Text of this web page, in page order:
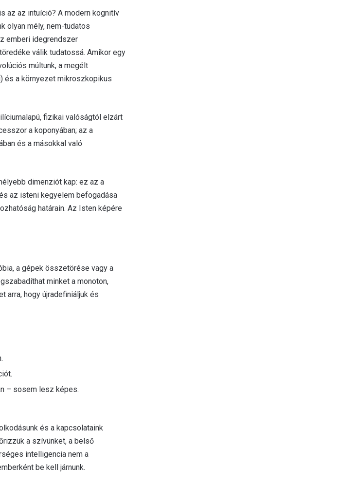
az az intuíció? A modern kognitív
olyan mély, nem-tudatos
emberi idegrendszer
válik tudatossá. Amikor egy
múltunk, a megélt
és a környezet mikroszkopikus
fizikai valóságtól elzárt
a koponyában; az a
és a másokkal való
dimenziót kap: ez az a
az isteni kegyelem befogadása
határain. Az Isten képére
a gépek összetörése vagy a
minket a monoton,
arra, hogy újradefiniáljuk és
– sosem lesz képes.
és a kapcsolataink
a szívünket, a belső
intelligencia nem a
be kell járnunk.